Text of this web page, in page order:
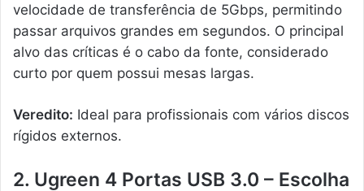
velocidade de transferência de 5Gbps, permitindo
passar arquivos grandes em segundos. O principal
alvo das críticas é o cabo da fonte, considerado
curto por quem possui mesas largas.
Veredito: Ideal para profissionais com vários discos
rígidos externos.
2. Ugreen 4 Portas USB 3.0 – Escolha